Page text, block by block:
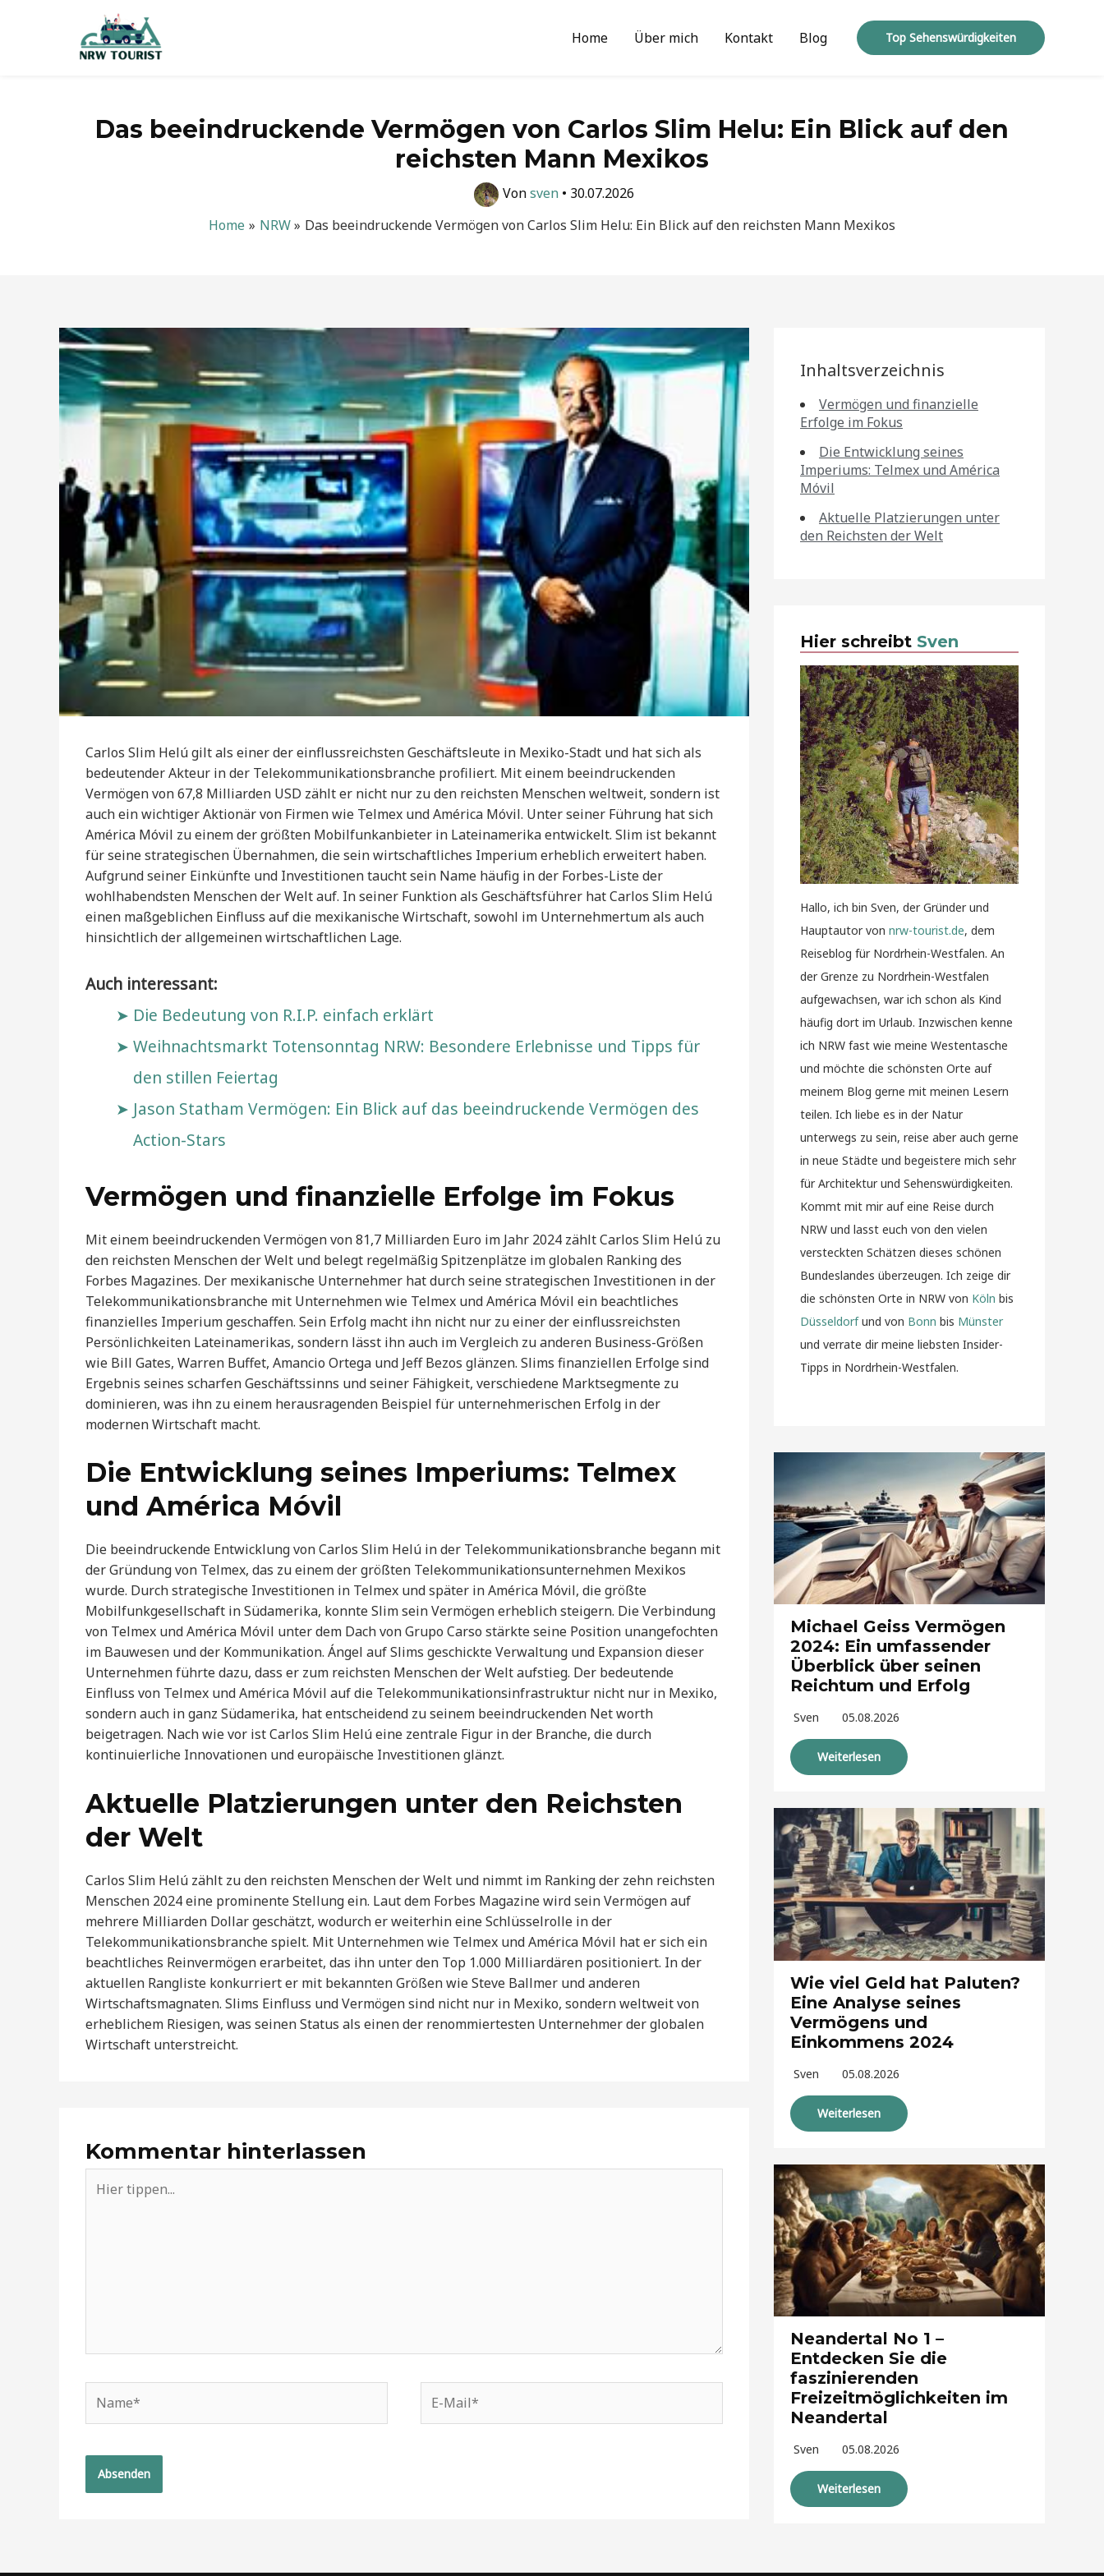
Home Über mich Kontakt Blog Top Sehenswürdigkeiten
Das beeindruckende Vermögen von Carlos Slim Helu: Ein Blick auf den
reichsten Mann Mexikos
Vonsven • 30.07.2026
Home
NRW Das beeindruckende Vermögen von Carlos Slim Helu: Ein Blick auf den reichsten Mann Mexikos
Carlos Slim Helú gilt als einer der einflussreichsten Geschäftsleute in Mexiko-Stadt und hat sich als
bedeutender Akteur in der Telekommunikationsbranche profiliert. Mit einem beeindruckenden
Vermögen von 67,8 Milliarden USD zählt er nicht nur zu den reichsten Menschen weltweit, sondern ist
auch ein wichtiger Aktionär von Firmen wie Telmex und América Móvil. Unter seiner Führung hat sich
América Móvil zu einem der größten Mobilfunkanbieter in Lateinamerika entwickelt. Slim ist bekannt
für seine strategischen Übernahmen, die sein wirtschaftliches Imperium erheblich erweitert haben.
Aufgrund seiner Einkünfte und Investitionen taucht sein Name häufig in der Forbes-Liste der
wohlhabendsten Menschen der Welt auf. In seiner Funktion als Geschäftsführer hat Carlos Slim Helú
einen maßgeblichen Einfluss auf die mexikanische Wirtschaft, sowohl im Unternehmertum als auch
hinsichtlich der allgemeinen wirtschaftlichen Lage.
Auch interessant:
Die Bedeutung von R.I.P. einfach erklärt
Weihnachtsmarkt Totensonntag NRW: Besondere Erlebnisse und Tipps für
den stillen Feiertag
Jason Statham Vermögen: Ein Blick auf das beeindruckende Vermögen des
Action-Stars
Vermögen und finanzielle Erfolge im Fokus
Mit einem beeindruckenden Vermögen von 81,7 Milliarden Euro im Jahr 2024 zählt Carlos Slim Helú zu
den reichsten Menschen der Welt und belegt regelmäßig Spitzenplätze im globalen Ranking des
Forbes Magazines. Der mexikanische Unternehmer hat durch seine strategischen Investitionen in der
Telekommunikationsbranche mit Unternehmen wie Telmex und América Móvil ein beachtliches
finanzielles Imperium geschaffen. Sein Erfolg macht ihn nicht nur zu einer der einflussreichsten
Persönlichkeiten Lateinamerikas, sondern lässt ihn auch im Vergleich zu anderen Business-Größen
wie Bill Gates, Warren Buffet, Amancio Ortega und Jeff Bezos glänzen. Slims finanziellen Erfolge sind
Ergebnis seines scharfen Geschäftssinns und seiner Fähigkeit, verschiedene Marktsegmente zu
dominieren, was ihn zu einem herausragenden Beispiel für unternehmerischen Erfolg in der
modernen Wirtschaft macht.
Die Entwicklung seines Imperiums: Telmex
und América Móvil
Die beeindruckende Entwicklung von Carlos Slim Helú in der Telekommunikationsbranche begann mit
der Gründung von Telmex, das zu einem der größten Telekommunikationsunternehmen Mexikos
wurde. Durch strategische Investitionen in Telmex und später in América Móvil, die größte
Mobilfunkgesellschaft in Südamerika, konnte Slim sein Vermögen erheblich steigern. Die Verbindung
von Telmex und América Móvil unter dem Dach von Grupo Carso stärkte seine Position unangefochten
im Bauwesen und der Kommunikation. Ángel auf Slims geschickte Verwaltung und Expansion dieser
Unternehmen führte dazu, dass er zum reichsten Menschen der Welt aufstieg. Der bedeutende
Einfluss von Telmex und América Móvil auf die Telekommunikationsinfrastruktur nicht nur in Mexiko,
sondern auch in ganz Südamerika, hat entscheidend zu seinem beeindruckenden Net worth
beigetragen. Nach wie vor ist Carlos Slim Helú eine zentrale Figur in der Branche, die durch
kontinuierliche Innovationen und europäische Investitionen glänzt.
Aktuelle Platzierungen unter den Reichsten
der Welt
Carlos Slim Helú zählt zu den reichsten Menschen der Welt und nimmt im Ranking der zehn reichsten
Menschen 2024 eine prominente Stellung ein. Laut dem Forbes Magazine wird sein Vermögen auf
mehrere Milliarden Dollar geschätzt, wodurch er weiterhin eine Schlüsselrolle in der
Telekommunikationsbranche spielt. Mit Unternehmen wie Telmex und América Móvil hat er sich ein
beachtliches Reinvermögen erarbeitet, das ihn unter den Top 1.000 Milliardären positioniert. In der
aktuellen Rangliste konkurriert er mit bekannten Größen wie Steve Ballmer und anderen
Wirtschaftsmagnaten. Slims Einfluss und Vermögen sind nicht nur in Mexiko, sondern weltweit von
erheblichem Riesigen, was seinen Status als einen der renommiertesten Unternehmer der globalen
Wirtschaft unterstreicht.
Kommentar hinterlassen
tippen...
Mail*
Inhaltsverzeichnis
Vermögen und finanzielle
Erfolge im Fokus
Die Entwicklung seines
Imperiums: Telmex und América
Móvil
Aktuelle Platzierungen unter
den Reichsten der Welt
Hier schreibt Sven
Hallo, ich bin Sven, der Gründer und
Hauptautor von nrw-tourist.de, dem
Reiseblog für Nordrhein-Westfalen. An
der Grenze zu Nordrhein-Westfalen
aufgewachsen, war ich schon als Kind
häufig dort im Urlaub. Inzwischen kenne
ich NRW fast wie meine Westentasche
und möchte die schönsten Orte auf
meinem Blog gerne mit meinen Lesern
teilen. Ich liebe es in der Natur
unterwegs zu sein, reise aber auch gerne
in neue Städte und begeistere mich sehr
für Architektur und Sehenswürdigkeiten.
Kommt mit mir auf eine Reise durch
NRW und lasst euch von den vielen
versteckten Schätzen dieses schönen
Bundeslandes überzeugen. Ich zeige dir
die schönsten Orte in NRW von Köln bis
Düsseldorfund von Bonn bis Münster
und verrate dir meine liebsten Insider-
Tipps in Nordrhein-Westfalen.
Michael Geiss Vermögen
2024: Ein umfassender
Überblick über seinen
Reichtum und Erfolg
Sven 05.08.2026
Weiterlesen
Wie viel Geld hat Paluten?
Eine Analyse seines
Vermögens und
Einkommens 2024
Sven 05.08.2026
Weiterlesen
Neandertal No 1 –
Entdecken Sie die
faszinierenden
Freizeitmöglichkeiten im
Neandertal
Sven 05.08.2026
Weiterlesen